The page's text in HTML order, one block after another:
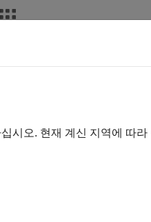
시오. 현재 계신 지역에 따라